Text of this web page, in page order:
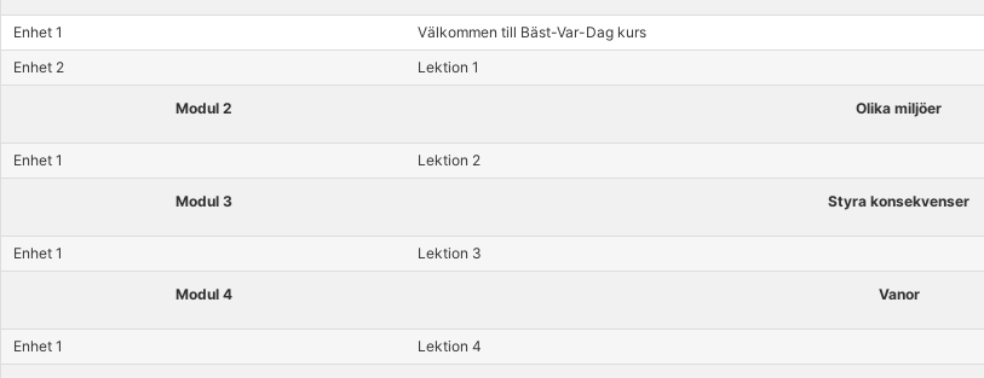
Enhet 1
Välkommen till Bäst-Var-Dag kurs
Enhet 2
Lektion 1
Modul 2 Olika miljöer
Enhet 1 Lektion 2
Modul 3 Styra konsekvenser
Enhet 1 Lektion 3
Modul 4 Vanor
Enhet 1 Lektion 4